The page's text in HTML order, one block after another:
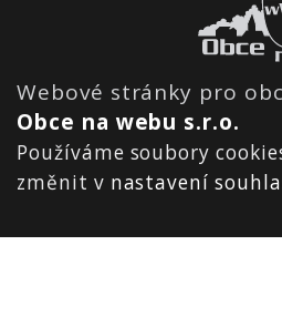
Webové stránky pro
Obce na webu s.r.o.
Používáme soubory
změnit v nastavení